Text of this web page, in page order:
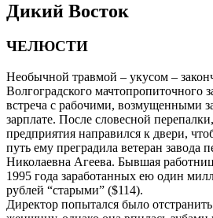
Дикий Восток
ЧЕЛЮСТИ
Необычной травмой – укусом –
Волгоградского мачтопропиточного
встреча с рабочими, возмущенными
зарплате. После словесной
предприятия направился к двери,
путь ему преградила ветеран завода
Николаевна Агеева. Бывшая
1995 года заработанных ею один
рублей “старыми” ($114).
Директор попытался было